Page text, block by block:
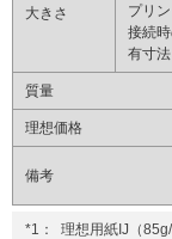
大きさ
プリ
接続
有寸法
質量
理想価格
備考
*1： 理想用紙IJ（